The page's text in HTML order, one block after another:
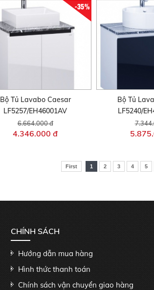
-35%
Bộ Tủ Lavabo Caesar
LF5257/EH46001AV
6.664.000 đ
4.346.000 đ
Bộ Tủ
LF5240/
First 1 2 3 4 5
CHÍNH SÁCH
Hướng dẫn mua hàng
Hình thức thanh toán
Chính sách vận chuyển giao hàng